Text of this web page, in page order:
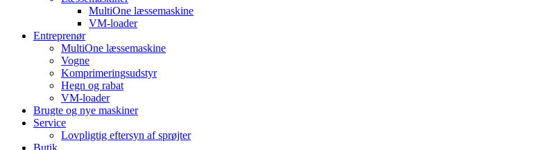
MultiOne læssemaskine
VM-loader
Entreprenør
MultiOne læssemaskine
Vogne
Komprimeringsudstyr
Hegn og rabat
VM-loader
Brugte og nye maskiner
Service
Lovpligtig eftersyn af sprøjter
Butik